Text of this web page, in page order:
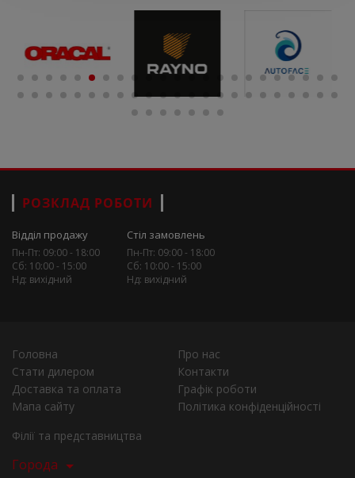
РОЗКЛАД РОБОТИ
Відділ продажу
Пн-Пт: 09:00 - 18:00
Сб: 10:00 - 15:00
Нд: вихідний
Стіл замовлень
Пн-Пт: 09:00 - 18:00
Сб: 10:00 - 15:00
Нд: вихідний
Головна
Про нас
Стати дилером
Контакти
Доставка та оплата
Графік роботи
Мапа сайту
Політика конфіденційності
Філії та представництва
Города